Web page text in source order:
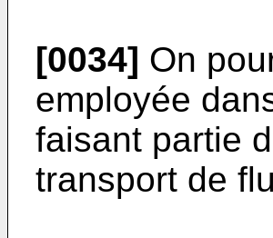
[0034] On
employée
faisant partie
transport de